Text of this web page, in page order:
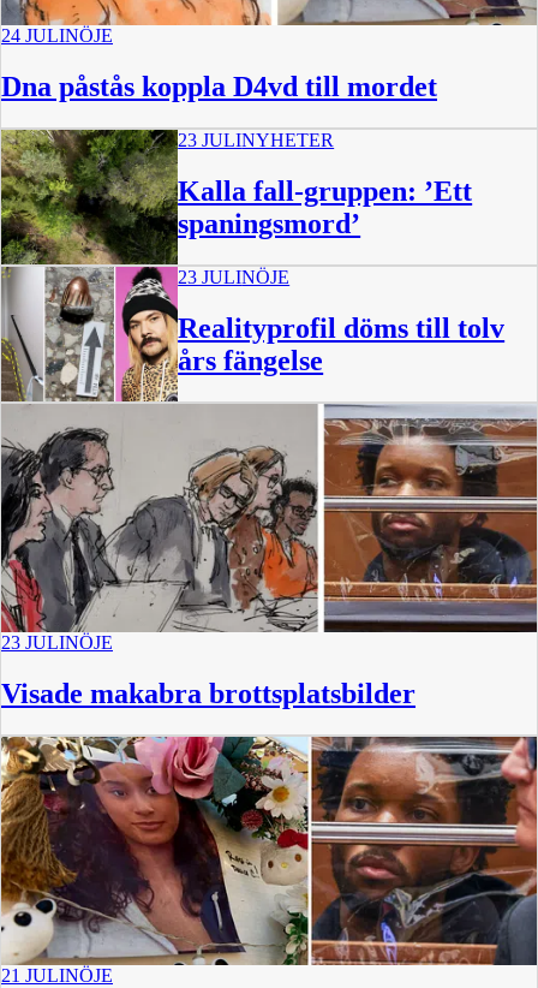
24 JULINÖJE
Dna påstås koppla D4vd till mordet
23 JULINYHETER
Kalla fall-gruppen: ’Ett
spaningsmord’
23 JULINÖJE
Realityprofil döms till tolv
års fängelse
23 JULINÖJE
Visade makabra brottsplatsbilder
21 JULINÖJE